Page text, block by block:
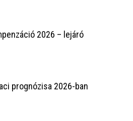
2026 – lejáró
prognózisa 2026-ban